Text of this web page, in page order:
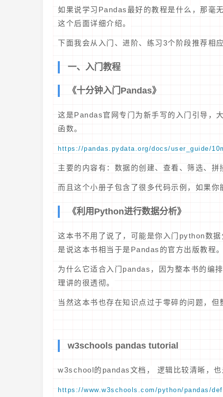
如果说学习Pandas最好的教程是什么，那毫
这个后面详细介绍。
下面我会从入门、进阶、练习3个阶段推荐相
一、入门教程
《十分钟入门Pandas》
这是Pandas官网专门为新手写的入门引导，
函数。
https://pandas.pydata.org/docs/user_guide/
主要的内容有：数据的创建、查看、筛选、拼
而且这个小册子包含了很多代码示例，如果
《利用Python进行数据分析》
这本书不用了说了，可能是你入门python数
是说这本书相当于是Pandas的官方出版教程。
为什么它适合入门pandas，因为整本书的编
理讲的很透彻。
当然这本书也存在知识点过于零碎的问题，但
w3schools pandas tutorial
w3school的pandas文档， 逻辑比较清晰，也
https://www.w3schools.com/python/pandas/